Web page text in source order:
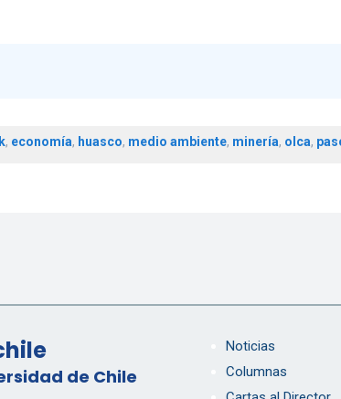
, economía, huasco, medio ambiente, minería, olca,
de Chile
Noticias
Columnas